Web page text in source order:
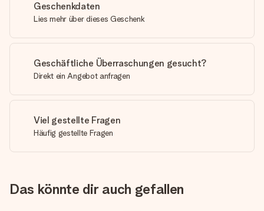
Geschenkdaten
Lies mehr über dieses Geschenk
Geschäftliche Überraschungen gesucht?
Direkt ein Angebot anfragen
Viel gestellte Fragen
Häufig gestellte Fragen
Das könnte dir auch gefallen